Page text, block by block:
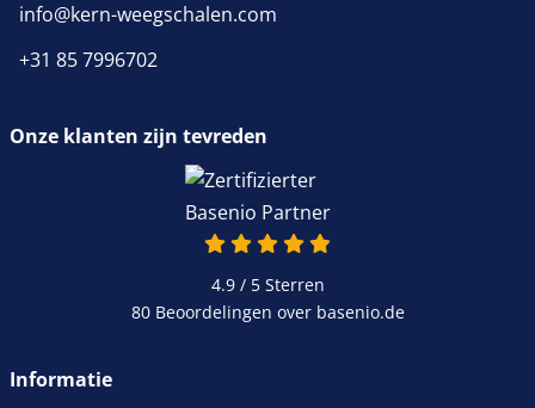
info@kern-weegschalen.com
+31 85 7996702
Onze klanten zijn tevreden
4.9 van 5
4.9 / 5Sterren
80 Beoordelingen over basenio.de
Informatie